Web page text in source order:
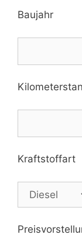
Baujahr
Kraftstoffart